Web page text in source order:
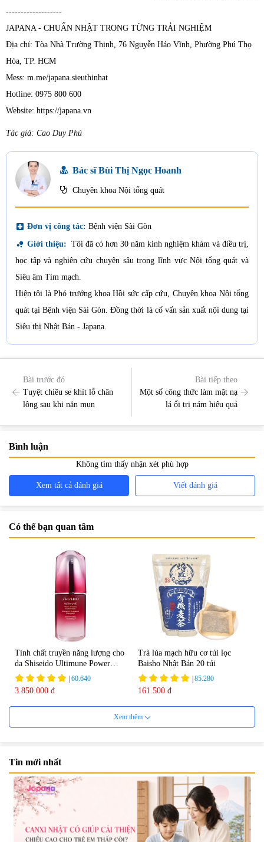
-------------------
JAPANA - CHUẨN NHẬT TRONG TỪNG TRẢI NGHIỆM
Địa chỉ: Tòa Nhà Trường Thịnh, 76 Nguyễn Háo Vĩnh, Phường Phú Thọ
Hòa, TP. HCM
Mess: m.me/japana.sieuthinhat
Hotline: 0975 800 600
Website: https://japana.vn
Tác giả: Cao Duy Phú
Bác sĩ Bùi Thị Ngọc Hoanh
Chuyên khoa Nội tổng quát
local_hospital Đơn vị công tác: Bệnh viện Sài Gòn
bubble_chart Giới thiệu: Tôi đã có hơn 30 năm kinh nghiệm khám và điều trị,
học tập và nghiên cứu chuyên sâu trong lĩnh vực Nội tổng quát và
Siêu âm Tim mạch.
Hiện tôi là Phó trưởng khoa Hồi sức cấp cứu, Chuyên khoa Nội tổng
quát tại Bệnh viện Sài Gòn. Đồng thời là cố vấn sản xuất nội dung tại
Siêu thị Nhật Bản - Japana.
Bài trước đó
Tuyệt chiêu se khít lỗ chân
lông sau khi nặn mụn
Bài tiếp theo
Một số công thức làm mặt nạ
lá ổi trị nám hiệu quả
Bình luận
Không tìm thấy nhận xét phù hợp
Xem tất cả đánh giá Viết đánh giá
Có thể bạn quan tâm
Tinh chất truyền năng lượng cho
da Shiseido Ultimune Power
75ml
|60.640
3.850.000 đ
Trà lúa mạch hữu cơ túi lọc
Baisho Nhật Bản 20 túi
|85.280
161.500 đ
Viên uống bổ não Ribeto Shoji
Ichoha Ekisu Plus - 90 viên
|57.920
Viên nang uống cải thiện thị lực,
trí nhớ DHA + EPA + Flaxseed
Oil 30 viên/gói - Date 02/2027
52.346
Xem thêm
Tin mới nhất